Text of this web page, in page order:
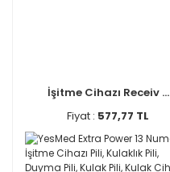
İşitme Cihazı Receiv ...
Fiyat : 577,77 TL